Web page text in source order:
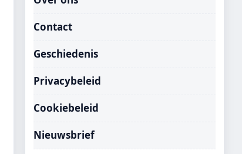
Contact
Geschiedenis
Privacybeleid
Cookiebeleid
Nieuwsbrief